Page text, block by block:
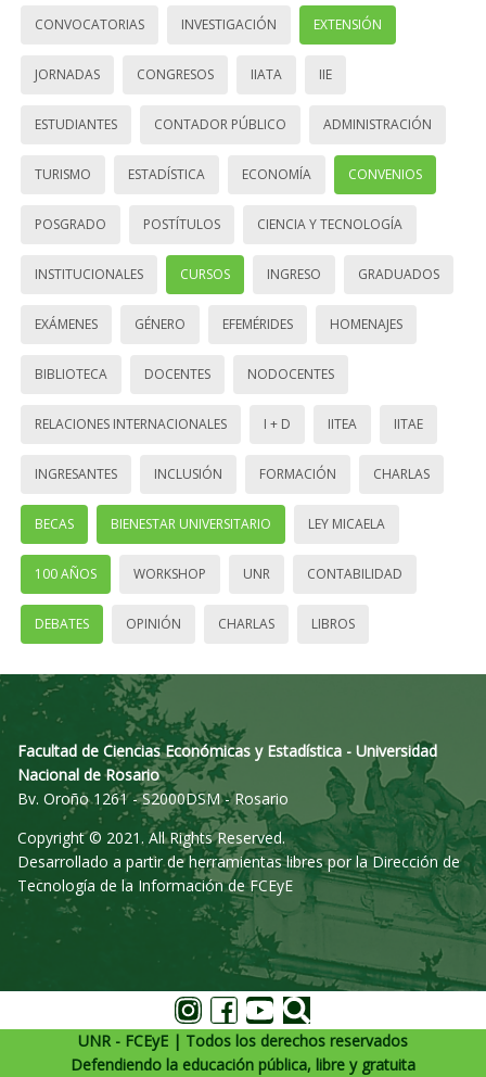
CONVOCATORIAS INVESTIGACIÓN EXTENSIÓN
JORNADAS CONGRESOS IIATA IIE
ESTUDIANTES CONTADOR PÚBLICO ADMINISTRACIÓN
TURISMO ESTADÍSTICA ECONOMÍA CONVENIOS
POSGRADO POSTÍTULOS CIENCIA Y TECNOLOGÍA
INSTITUCIONALES CURSOS INGRESO GRADUADOS
EXÁMENES GÉNERO EFEMÉRIDES HOMENAJES
BIBLIOTECA DOCENTES NODOCENTES
RELACIONES INTERNACIONALES I + D IITEA IITAE
INGRESANTES INCLUSIÓN FORMACIÓN CHARLAS
BECAS BIENESTAR UNIVERSITARIO LEY MICAELA
100 AÑOS WORKSHOP UNR CONTABILIDAD
DEBATES OPINIÓN CHARLAS LIBROS
Facultad de Ciencias Económicas y Estadística - Universidad
Nacional de Rosario
Bv. Oroño 1261 - S2000DSM - Rosario
Copyright © 2021. All Rights Reserved.
Desarrollado a partir de herramientas libres por la Dirección de
Tecnología de la Información de FCEyE
UNR - FCEyE | Todos los derechos reservados
Defendiendo la educación pública, libre y gratuita